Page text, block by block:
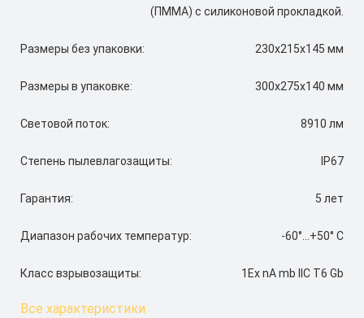
(ПММА) с силиконовой прокладкой.
Размеры без упаковки: 230x215x145 мм
Размеры в упаковке: 300x275x140 мм
Световой поток: 8910 лм
Степень пылевлагозащиты: IP67
Гарантия: 5 лет
Диапазон рабочих температур: -60°...+50° C
Класс взрывозащиты: 1Ex nA mb IIC T6 Gb
Все характеристики